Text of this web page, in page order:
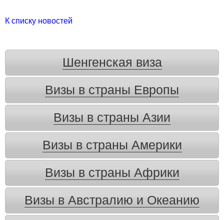
К списку новостей
Шенгенская виза
Визы в страны Европы
Визы в страны Азии
Визы в страны Америки
Визы в страны Африки
Визы в Австралию и Океанию